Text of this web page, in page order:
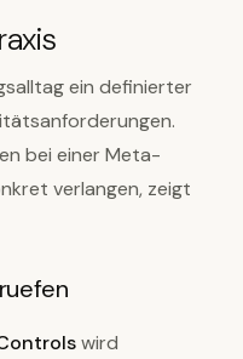
ein definierter
bei einer Meta-
verlangen, zeigt
wird